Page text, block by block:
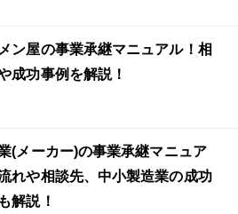
ン屋の事業承継マニュアル！相
成功事例を解説！
(メーカー)の事業承継マニュア
れや相談先、中小製造業の成功
解説！